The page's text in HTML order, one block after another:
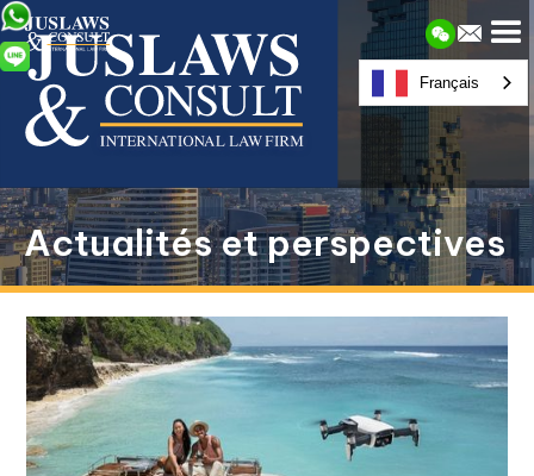
Actualités et perspectives
Français